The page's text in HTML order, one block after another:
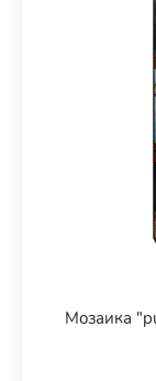
Мозаика